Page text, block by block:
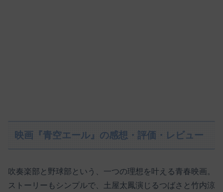
映画『青空エール』の感想・評価・レビュー
吹奏楽部と野球部という、一つの理想を叶える青春映画。
ストーリーもシンプルで、土屋太鳳演じるつばさと竹内涼